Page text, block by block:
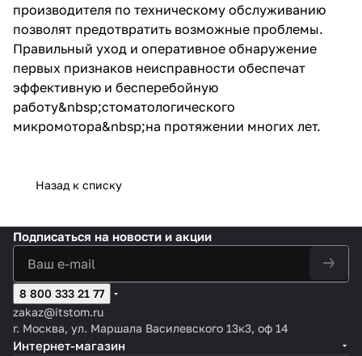
производителя по техническому обслуживанию
позволят предотвратить возможные проблемы.
Правильный уход и оперативное обнаружение
первых признаков неисправности обеспечат
эффективную и бесперебойную
работу&nbsp;стоматологического
микромотора&nbsp;на протяжении многих лет.
Назад к списку
Подписаться на новости и акции
8 800 333 21 77
zakaz@itstom.ru
г. Москва, ул. Маршала Василевского 13к3, оф 14
Интернет-магазин